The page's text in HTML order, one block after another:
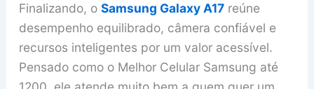
Finalizando, o Samsung Galaxy A17reúne
desempenho equilibrado, câmera confiável e
recursos inteligentes por um valor acessível.
Pensado como o Melhor Celular Samsung até